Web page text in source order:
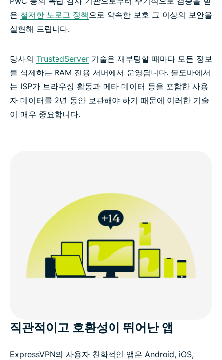
은 철저한 노로그 정책으로 약속한 보호 그 이상의 보안을
실현해 드립니다.
당사의 TrustedServer 기술은 재부팅할 때마다 모든 정보
를 삭제하는 RAM 전용 서버에서 운영됩니다. 몰도바에서
는 ISP가 브라우징 활동과 메타 데이터 등을 포함한 사용
자 데이터를 2년 동안 보관해야 하기 때문에 이러한 기술
이 매우 중요합니다.
직관적이고 호환성이 뛰어난 앱
ExpressVPN의 사용자 친화적인 앱은 Android, iOS,